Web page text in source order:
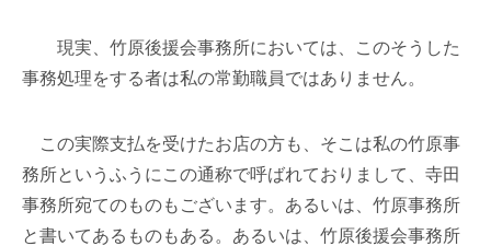
現実、竹原後援会事務所においては、このそうした
事務処理をする者は私の常勤職員ではありません。
この実際支払を受けたお店の方も、そこは私の竹原事
務所というふうにこの通称で呼ばれておりまして、寺田
事務所宛てのものもございます。あるいは、竹原事務所
と書いてあるものもある。あるいは、竹原後援会事務所